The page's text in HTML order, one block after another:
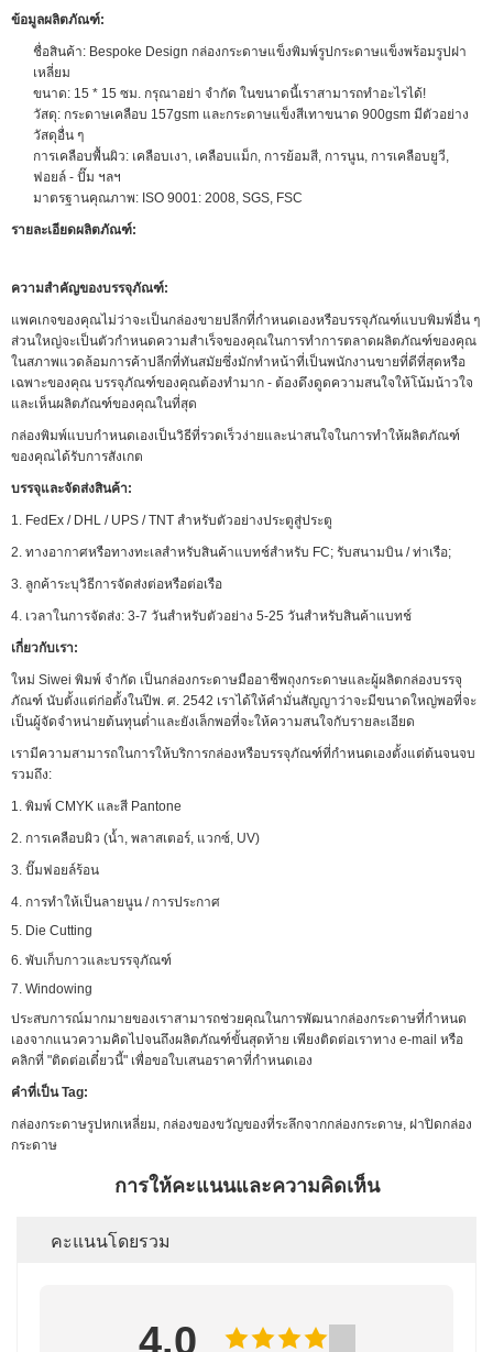
ข้อมูลผลิตภัณฑ์:
ชื่อสินค้า: Bespoke Design กล่องกระดาษแข็งพิมพ์รูปกระดาษแข็งพร้อมรูปฝา
เหลี่ยม
ขนาด: 15 * 15 ซม. กรุณาอย่า จำกัด ในขนาดนี้เราสามารถทำอะไรได้!
วัสดุ: กระดาษเคลือบ 157gsm และกระดาษแข็งสีเทาขนาด 900gsm มีตัวอย่าง
วัสดุอื่น ๆ
การเคลือบพื้นผิว: เคลือบเงา, เคลือบแม็ก, การย้อมสี, การนูน, การเคลือบยูวี,
ฟอยล์ - ปั๊ม ฯลฯ
มาตรฐานคุณภาพ: ISO 9001: 2008, SGS, FSC
รายละเอียดผลิตภัณฑ์:
ความสำคัญของบรรจุภัณฑ์:
แพคเกจของคุณไม่ว่าจะเป็นกล่องขายปลีกที่กำหนดเองหรือบรรจุภัณฑ์แบบพิมพ์อื่น ๆ
ส่วนใหญ่จะเป็นตัวกำหนดความสำเร็จของคุณในการทำการตลาดผลิตภัณฑ์ของคุณ
ในสภาพแวดล้อมการค้าปลีกที่ทันสมัยซึ่งมักทำหน้าที่เป็นพนักงานขายที่ดีที่สุดหรือ
เฉพาะของคุณ บรรจุภัณฑ์ของคุณต้องทำมาก - ต้องดึงดูดความสนใจให้โน้มน้าวใจ
และเห็นผลิตภัณฑ์ของคุณในที่สุด
กล่องพิมพ์แบบกำหนดเองเป็นวิธีที่รวดเร็วง่ายและน่าสนใจในการทำให้ผลิตภัณฑ์
ของคุณได้รับการสังเกต
บรรจุและจัดส่งสินค้า:
1. FedEx / DHL / UPS / TNT สำหรับตัวอย่างประตูสู่ประตู
2. ทางอากาศหรือทางทะเลสำหรับสินค้าแบทช์สำหรับ FC; รับสนามบิน / ท่าเรือ;
3. ลูกค้าระบุวิธีการจัดส่งต่อหรือต่อเรือ
4. เวลาในการจัดส่ง: 3-7 วันสำหรับตัวอย่าง 5-25 วันสำหรับสินค้าแบทช์
เกี่ยวกับเรา:
ใหม่ Siwei พิมพ์ จำกัด เป็นกล่องกระดาษมืออาชีพถุงกระดาษและผู้ผลิตกล่องบรรจุ
ภัณฑ์ นับตั้งแต่ก่อตั้งในปีพ. ศ. 2542 เราได้ให้คำมั่นสัญญาว่าจะมีขนาดใหญ่พอที่จะ
เป็นผู้จัดจำหน่ายต้นทุนต่ำและยังเล็กพอที่จะให้ความสนใจกับรายละเอียด
เรามีความสามารถในการให้บริการกล่องหรือบรรจุภัณฑ์ที่กำหนดเองตั้งแต่ต้นจนจบ
รวมถึง:
1. พิมพ์ CMYK และสี Pantone
2. การเคลือบผิว (น้ำ, พลาสเตอร์, แวกซ์, UV)
3. ปั๊มฟอยล์ร้อน
4. การทำให้เป็นลายนูน / การประกาศ
5. Die Cutting
6. พับเก็บกาวและบรรจุภัณฑ์
7. Windowing
ประสบการณ์มากมายของเราสามารถช่วยคุณในการพัฒนากล่องกระดาษที่กำหนด
เองจากแนวความคิดไปจนถึงผลิตภัณฑ์ขั้นสุดท้าย เพียงติดต่อเราทาง e-mail หรือ
คลิกที่ "ติดต่อเดี๋ยวนี้" เพื่อขอใบเสนอราคาที่กำหนดเอง
คำที่เป็น Tag:
กล่องกระดาษรูปหกเหลี่ยม, กล่องของขวัญของที่ระลึกจากกล่องกระดาษ, ฝาปิดกล่อง
กระดาษ
การให้คะแนนและความคิดเห็น
คะแนนโดยรวม
4.0